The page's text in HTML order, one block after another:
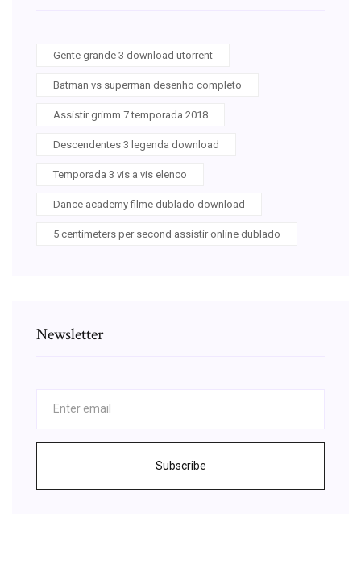
Gente grande 3 download utorrent
Batman vs superman desenho completo
Assistir grimm 7 temporada 2018
Descendentes 3 legenda download
Temporada 3 vis a vis elenco
Dance academy filme dublado download
5 centimeters per second assistir online dublado
Newsletter
Subscribe